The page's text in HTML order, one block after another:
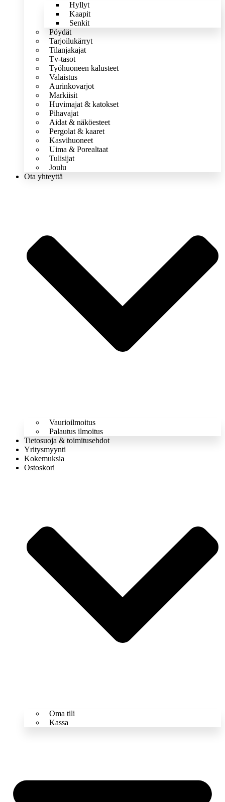
Hyllyt
Kaapit
Senkit
Pöydät
Tarjoilukärryt
Tilanjakajat
Tv-tasot
Työhuoneen kalusteet
Valaistus
Aurinkovarjot
Markiisit
Huvimajat & katokset
Pihavajat
Aidat & näköesteet
Pergolat & kaaret
Kasvihuoneet
Uima & Porealtaat
Tulisijat
Joulu
Ota yhteyttä
Vaurioilmoitus
Palautus ilmoitus
Tietosuoja & toimitusehdot
Yritysmyynti
Kokemuksia
Ostoskori
Oma tili
Kassa